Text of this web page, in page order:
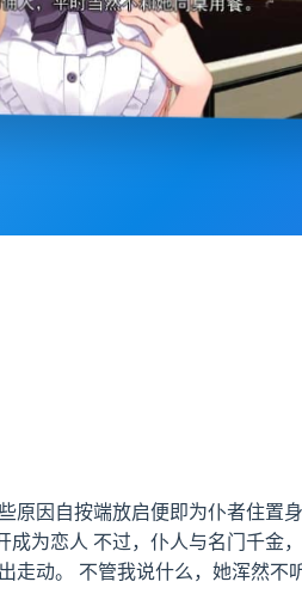
原因自按端放启便即为仆者住
成为恋人 不过，仆人与名门千
走动。 不管我说什么，她浑然不